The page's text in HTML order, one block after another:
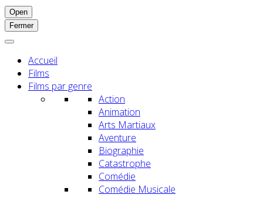
Open
Fermer
Accueil
Films
Films par genre
Action
Animation
Arts Martiaux
Aventure
Biographie
Catastrophe
Comédie
Comédie Musicale